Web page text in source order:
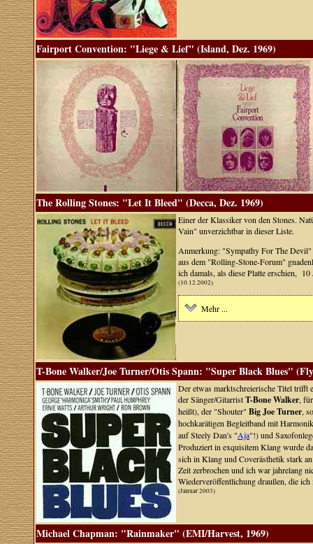
Fairport Convention: "Liege & Lief" (Island, Dez. 1969)
The Rolling Stones: "Let It Bleed" (Decca, Dez. 1969)
Einer der Klassiker von den Stones.
Vain" unverzichtbar in dieser Liste.
Anmerkung: "Sympathy For The
aus dem "Rolling-Stone-Forum"
ich damals, als diese Platte erschien,
(10.12.2002)
Mehr ...
T-Bone Walker/Joe Turner/Otis Spann: "Super Black Blues"
Der etwas marktschreierische Titel trifft
der Sänger/GitarristT-Bone Walker,
heißt), der "Shouter" Big Joe Turner,
hochkarätigen Begleitband mit
auf Steely Dan's "Aja"!) und
Produziert in exquisitem Klang wurde
sich in Klang und Coverästhetik stark
Zeit zerbrochen und ich war jahrelang
Wiederveröffentlichung draußen, die
(Januar 2003)
Michael Chapman: "Rainmaker" (EMI/Harvest, 1969)